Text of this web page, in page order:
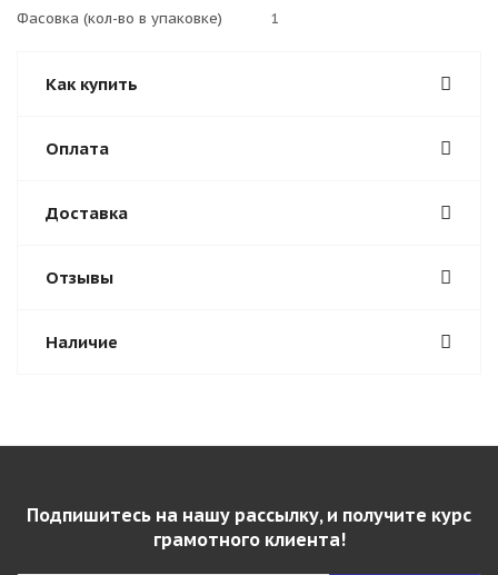
Фасовка (кол-во в упаковке)
1
Как купить
Оплата
Доставка
Отзывы
Наличие
Подпишитесь на нашу рассылку, и получите курс
грамотного клиента!